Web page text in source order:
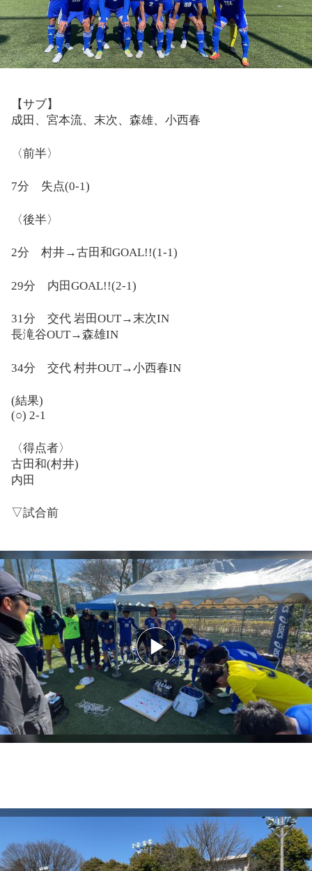
【サブ】
成田、宮本流、末次、森雄、小西春
〈前半〉
7分 失点(0-1)
〈後半〉
2分 村井→古田和GOAL!!(1-1)
29分 内田 GOAL!!(2-1)
31分 交代 岩田 OUT→末次IN
長滝谷OUT→森雄IN
34分 交代 村井OUT→小西春IN
(結果)
(○) 2-1
〈得点者〉
古田和(村井)
内田
▽試合前